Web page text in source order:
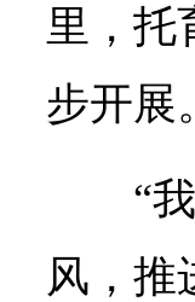
里，托
步开展。
“
风，推